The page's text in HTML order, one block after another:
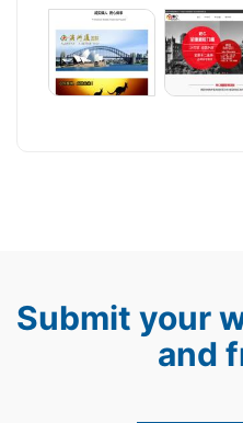
Submit your
and